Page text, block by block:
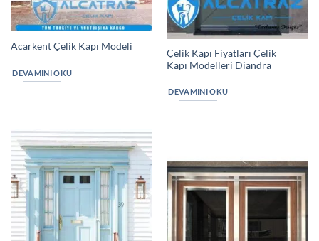
Acarkent Çelik Kapı Modeli
DEVAMINI OKU
Çelik Kapı Fiyatları Çelik
Kapı Modelleri Diandra
DEVAMINI OKU